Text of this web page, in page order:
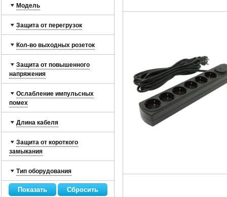
Модель
Защита от перегрузок
Кол-во выходных розеток
Защита от повышенного
напряжения
Ослабление импульсных
помех
Длина кабеля
Защита от короткого
замыкания
Тип оборудования